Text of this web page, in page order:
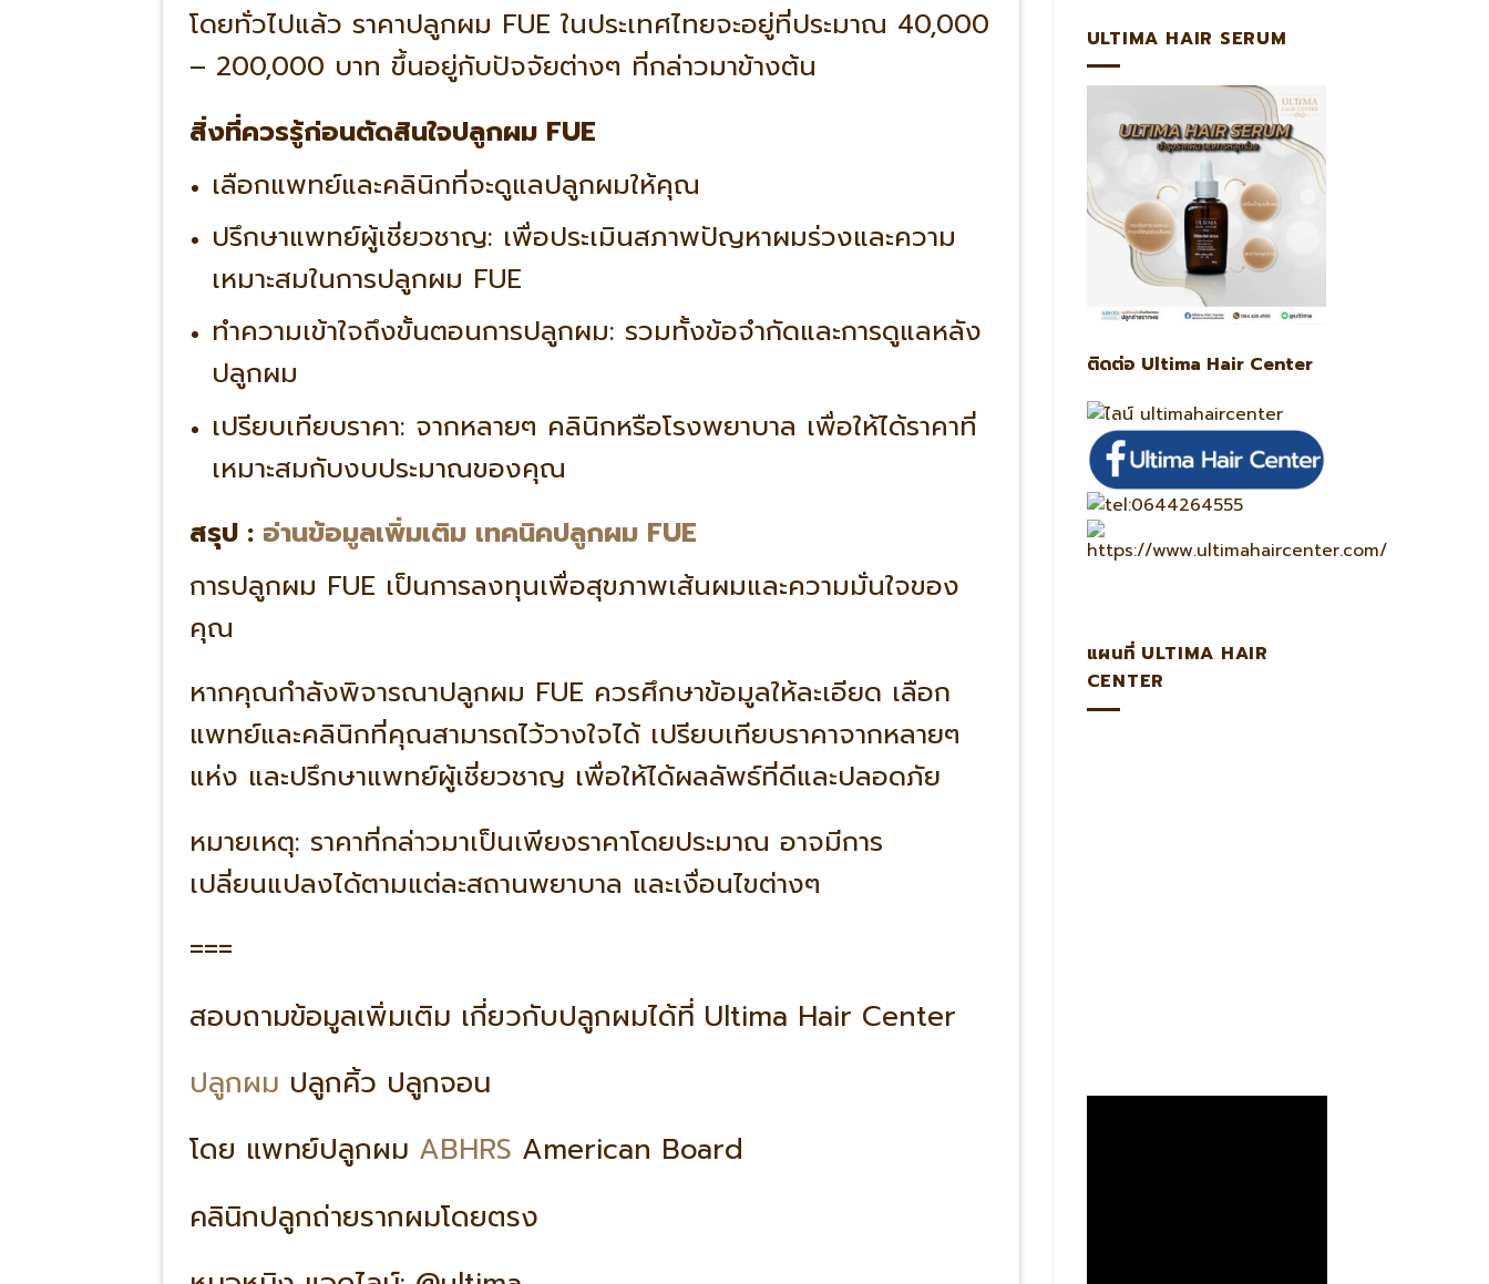
โดยทั่วไปแล้ว ราคาปลูกผม FUE ในประเทศไทยจะอยู่ที่ประมาณ 40,000
– 200,000 บาท ขึ้นอยู่กับปัจจัยต่างๆ ที่กล่าวมาข้างต้น
สิ่งที่ควรรู้ก่อนตัดสินใจปลูกผม FUE
เลือกแพทย์และคลินิกที่จะดูแลปลูกผมให้คุณ
ปรึกษาแพทย์ผู้เชี่ยวชาญ: เพื่อประเมินสภาพปัญหาผมร่วงและความ
เหมาะสมในการปลูกผม FUE
ทำความเข้าใจถึงขั้นตอนการปลูกผม: รวมทั้งข้อจำกัดและการดูแลหลัง
ปลูกผม
เปรียบเทียบราคา: จากหลายๆ คลินิกหรือโรงพยาบาล เพื่อให้ได้ราคาที่
เหมาะสมกับงบประมาณของคุณ
สรุป : อ่านข้อมูลเพิ่มเติม เทคนิคปลูกผม FUE
การปลูกผม FUE เป็นการลงทุนเพื่อสุขภาพเส้นผมและความมั่นใจของ
คุณ
หากคุณกำลังพิจารณาปลูกผม FUE ควรศึกษาข้อมูลให้ละเอียด เลือก
แพทย์และคลินิกที่คุณสามารถไว้วางใจได้ เปรียบเทียบราคาจากหลายๆ
แห่ง และปรึกษาแพทย์ผู้เชี่ยวชาญ เพื่อให้ได้ผลลัพธ์ที่ดีและปลอดภัย
หมายเหตุ: ราคาที่กล่าวมาเป็นเพียงราคาโดยประมาณ อาจมีการ
เปลี่ยนแปลงได้ตามแต่ละสถานพยาบาล และเงื่อนไขต่างๆ
===
สอบถามข้อมูลเพิ่มเติม เกี่ยวกับปลูกผมได้ที่ Ultima Hair Center
ปลูกผม ปลูกคิ้ว ปลูกจอน
โดย แพทย์ปลูกผม ABHRS American Board
คลินิกปลูกถ่ายรากผมโดยตรง
ULTIMA HAIR SERUM
ติดต่อ Ultima Hair Center
แผนที่ ULTIMA HAIR
CENTER